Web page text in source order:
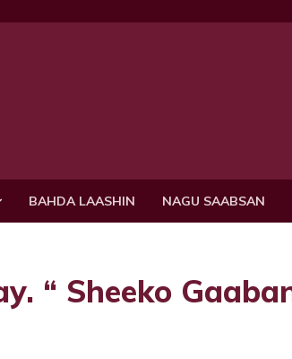
BAHDA LAASHIN NAGU SAABSAN
“ Sheeko